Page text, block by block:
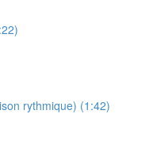
rythmique) (1:42)